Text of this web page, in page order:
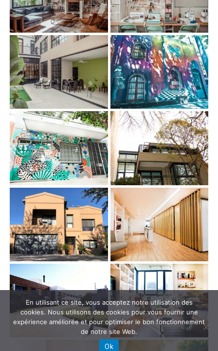
En utilisant ce site, vous acceptez notre utilisation des
cookies. Nous utilisons des cookies pour vous fournir une
expérience améliorée et pour optimiser le bon fonctionnement
de notre site Web.
Ok